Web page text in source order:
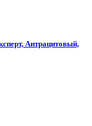
Антрацитовый,